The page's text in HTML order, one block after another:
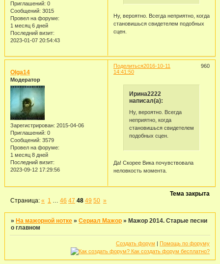
Приглашений: 0
Сообщений: 3015
Провел на форуме:
1 месяц 6 дней
Последний визит:
2023-01-07 20:54:43
Ну, вероятно. Всегда неприятно, когда
становишься свидетелем подобных
сцен.
Поделиться 960
2016-10-11
14:41:50
Olga14
Модератор
Зарегистрирован: 2015-04-06
Приглашений: 0
Сообщений: 3579
Провел на форуме:
1 месяц 8 дней
Последний визит:
2023-09-12 17:29:56
Ирина2222
написал(а):
Ну, вероятно. Всегда
неприятно, когда
становишься свидетелем
подобных сцен.
Да! Скорее Вика почувствовала
неловкость момента.
Тема закрыта
Страница:« 1 46 47 48 49 50 »
» На мажорной нотке »Сериал Мажор » Мажор 2014. Старые песни
о главном
Создать форум | Помощь по форуму